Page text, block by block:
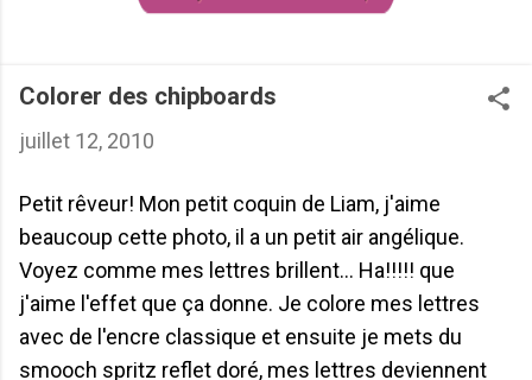
Colorer des chipboards
juillet 12, 2010
Petit rêveur! Mon petit coquin de Liam, j'aime
beaucoup cette photo, il a un petit air angélique.
Voyez comme mes lettres brillent... Ha!!!!! que
j'aime l'effet que ça donne. Je colore mes lettres
avec de l'encre classique et ensuite je mets du
smooch spritz reflet doré, mes lettres deviennent